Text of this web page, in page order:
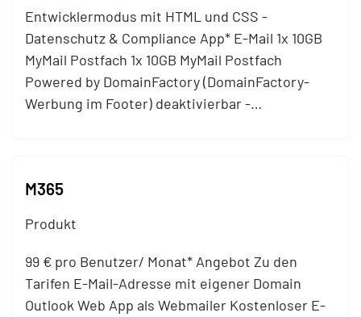
Entwicklermodus mit HTML und CSS -
Datenschutz & Compliance App* E-Mail 1x 10GB
MyMail Postfach 1x 10GB MyMail Postfach
Powered by DomainFactory (DomainFactory-
Werbung im Footer) deaktivierbar -…
M365
Produkt
99 € pro Benutzer/ Monat* Angebot Zu den
Tarifen E-Mail-Adresse mit eigener Domain
Outlook Web App als Webmailer Kostenloser E-